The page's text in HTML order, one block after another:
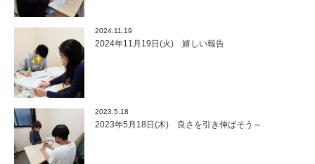
2024.11.19
2024年11月19日(火) 嬉しい報告
2023.5.18
2023年5月18日(木) 良さを引き伸ばそう～